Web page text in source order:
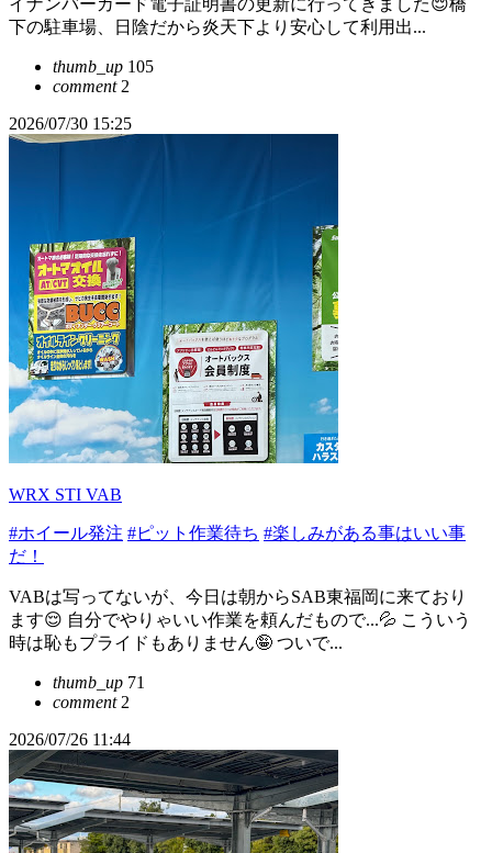
イナンバーカード電子証明書の更新に行ってきました😌橋
下の駐車場、日陰だから炎天下より安心して利用出...
thumb_up 105
comment2
2026/07/30 15:25
WRX STI VAB
#ホイール発注 #ピット作業待ち #楽しみがある事はいい事
だ！
VABは写ってないが、今日は朝からSAB東福岡に来ており
ます😌 自分でやりゃいい作業を頼んだもので...💦 こういう
時は恥もプライドもありません🤪 ついで...
thumb_up 71
comment2
2026/07/26 11:44